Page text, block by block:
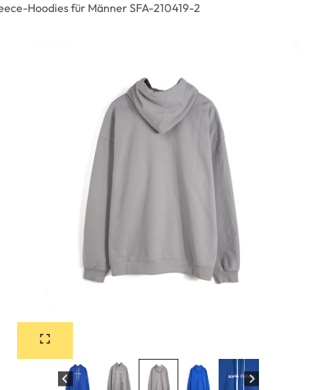
Hoodies für Männer SFA-210419-2